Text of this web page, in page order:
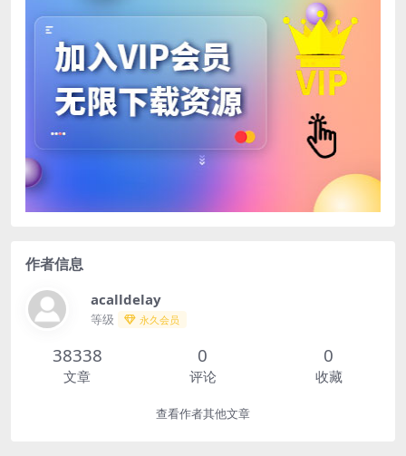
作者信息
acalldelay
等级 永久会员
38338
文章
0
评论
0
收藏
查看作者其他文章